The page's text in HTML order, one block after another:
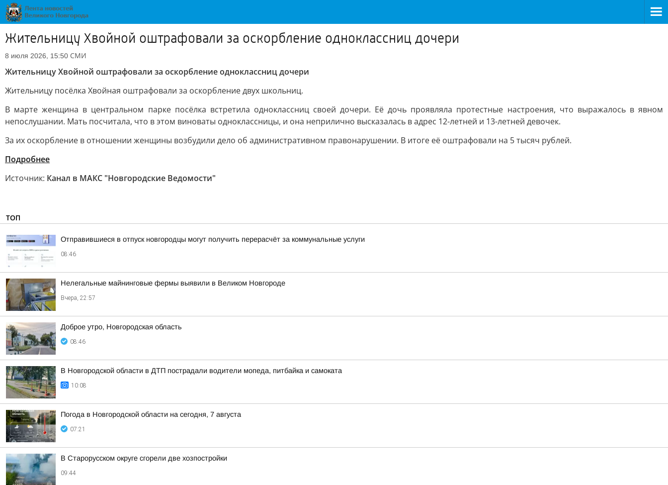
Жительницу Хвойной оштрафовали за оскорбление одноклассниц дочери
8 июля 2026, 15:50 СМИ
Жительницу Хвойной оштрафовали за оскорбление одноклассниц дочери
Жительницу посёлка Хвойная оштрафовали за оскорбление двух школьниц.
В марте женщина в центральном парке посёлка встретила одноклассниц своей дочери. Её дочь проявляла протестные настроения, что выражалось в явном
непослушании. Мать посчитала, что в этом виноваты одноклассницы, и она неприлично высказалась в адрес 12-летней и 13-летней девочек.
За их оскорбление в отношении женщины возбудили дело об административном правонарушении. В итоге её оштрафовали на 5 тысяч рублей.
Подробнее
Источник: Канал в МАКС "Новгородские Ведомости"
ТОП
Отправившиеся в отпуск новгородцы могут получить перерасчёт за коммунальные услуги
08:46
Нелегальные майнинговые фермы выявили в Великом Новгороде
Вчера, 22:57
Доброе утро, Новгородская область
08:46
В Новгородской области в ДТП пострадали водители мопеда, питбайка и самоката
10:08
Погода в Новгородской области на сегодня, 7 августа
07:21
В Старорусском округе сгорели две хозпостройки
09:44